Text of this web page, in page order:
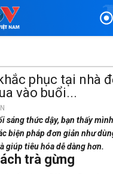
phục tại nhà
vào buổi...
sáng thức dậy, bạn thấy
biện pháp đơn giản như
giúp tiêu hóa dễ dàng hơn.
trà gừng